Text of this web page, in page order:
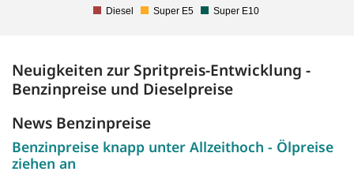
Diesel Super E5 Super E10
Neuigkeiten zur Spritpreis-Entwicklung -
Benzinpreise und Dieselpreise
News Benzinpreise
Benzinpreise knapp unter Allzeithoch - Ölpreise
ziehen an